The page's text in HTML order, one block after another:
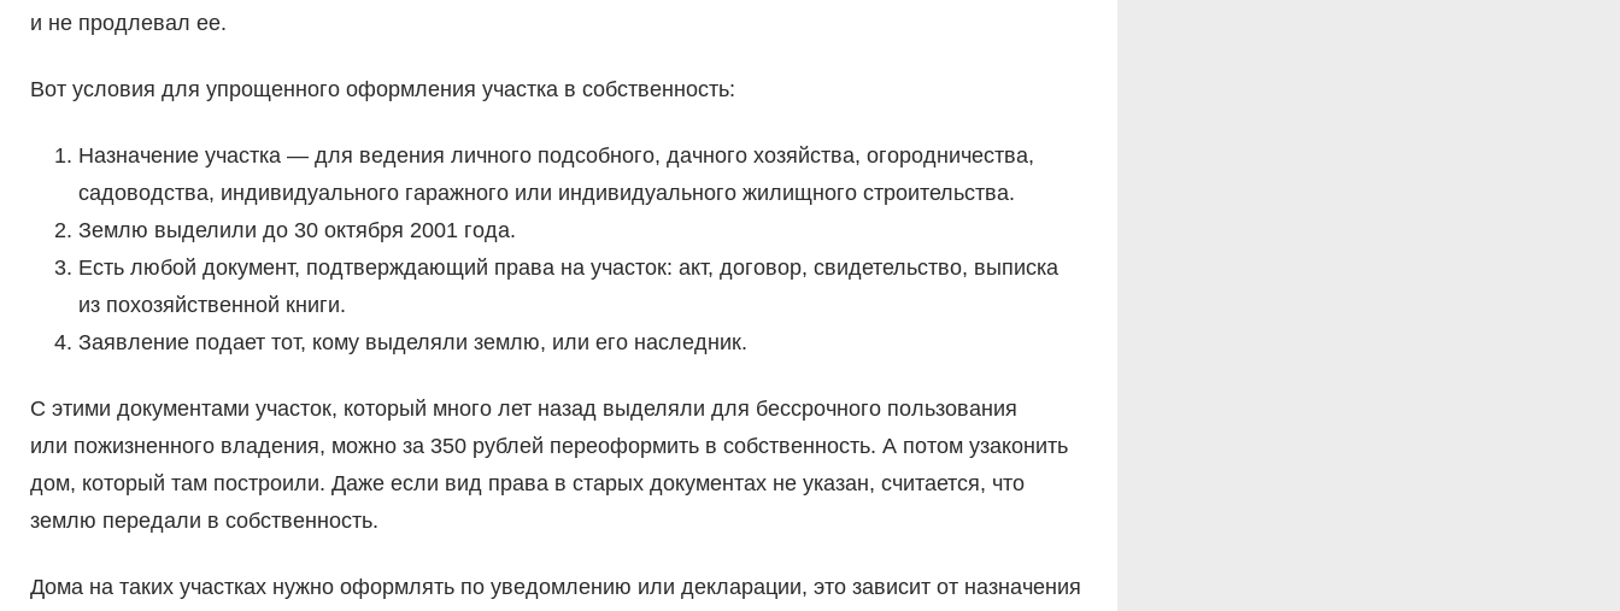
и не продлевал ее.
Вот условия для упрощенного оформления участка в собственность:
Назначение участка — для ведения личного подсобного, дачного хозяйства, огородничества,
садоводства, индивидуального гаражного или индивидуального жилищного строительства.
Землю выделили до 30 октября 2001 года.
Есть любой документ, подтверждающий права на участок: акт, договор, свидетельство, выписка
из похозяйственной книги.
Заявление подает тот, кому выделяли землю, или его наследник.
С этими документами участок, который много лет назад выделяли для бессрочного пользования
или пожизненного владения, можно за 350 рублей переоформить в собственность. А потом узаконить
дом, который там построили. Даже если вид права в старых документах не указан, считается, что
землю передали в собственность.
Дома на таких участках нужно оформлять по уведомлению или декларации, это зависит от назначения